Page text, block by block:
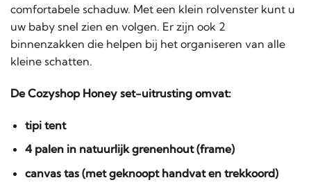
comfortabele schaduw. Met een klein rolvenster kunt u
uw baby snel zien en volgen. Er zijn ook 2
binnenzakken die helpen bij het organiseren van alle
kleine schatten.
De Cozyshop Honey set-uitrusting omvat:
tipi tent
4 palen in natuurlijk grenenhout (frame)
canvas tas (met geknoopt handvat en trekkoord)